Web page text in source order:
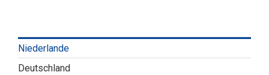
Niederlande
Deutschland